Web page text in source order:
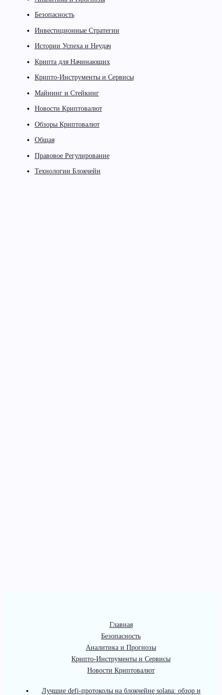
Безопасность
Инвестиционные Стратегии
Истории Успеха и Неудач
Крипта для Начинающих
Крипто-Инструменты и Сервисы
Майнинг и Стейкинг
Новости Криптовалют
Обзоры Криптовалют
Общая
Правовое Регулирование
Технологии Блокчейн
Главная
Безопасность
Аналитика и Прогнозы
Крипто-Инструменты и Сервисы
Новости Криптовалют
Лучшие defi-протоколы на блокчейне solana: обзор и